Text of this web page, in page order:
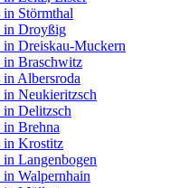
Störmthal
in Droyßig
in Dreiskau-Muckern
in Braschwitz
Albersroda
in Neukieritzsch
in Delitzsch
in Brehna
in Krostitz
Langenbogen
Walpernhain